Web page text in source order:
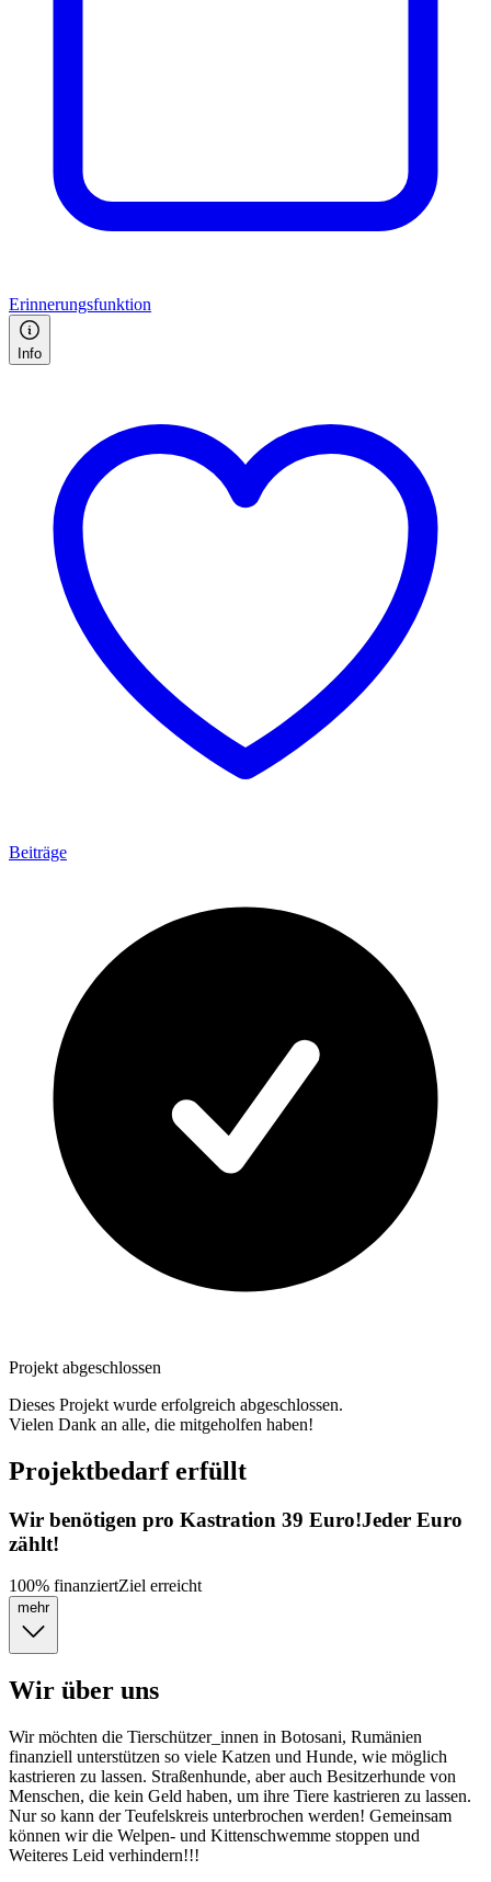
Erinnerungsfunktion
Info
Beiträge
Projekt abgeschlossen
Dieses Projekt wurde erfolgreich abgeschlossen.
Vielen Dank an alle, die mitgeholfen haben!
Projektbedarf erfüllt
Wir benötigen pro Kastration 39 Euro!Jeder Euro
zählt!
100% finanziertZiel erreicht
mehr
Wir über uns
Wir möchten die Tierschützer_innen in Botosani, Rumänien
finanziell unterstützen so viele Katzen und Hunde, wie möglich
kastrieren zu lassen. Straßenhunde, aber auch Besitzerhunde von
Menschen, die kein Geld haben, um ihre Tiere kastrieren zu lassen.
Nur so kann der Teufelskreis unterbrochen werden! Gemeinsam
können wir die Welpen- und Kittenschwemme stoppen und
Weiteres Leid verhindern!!!